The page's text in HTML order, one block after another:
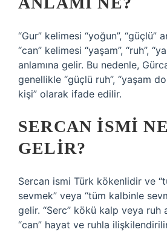
“Gur” kelimesi “yoğun”, “güçlü”
“can” kelimesi “yaşam”, “ruh”,
anlamına gelir. Bu nedenle,
genellikle “güçlü ruh”, “yaşam
kişi” olarak ifade edilir.
SERCAN ISMI
GELIR?
Sercan ismi Türk kökenlidir ve
sevmek” veya “tüm kalbinle
gelir. “Serc” kökü kalp veya ruh
“can” hayat ve ruhla